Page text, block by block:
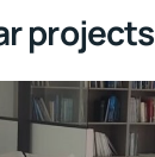
projects